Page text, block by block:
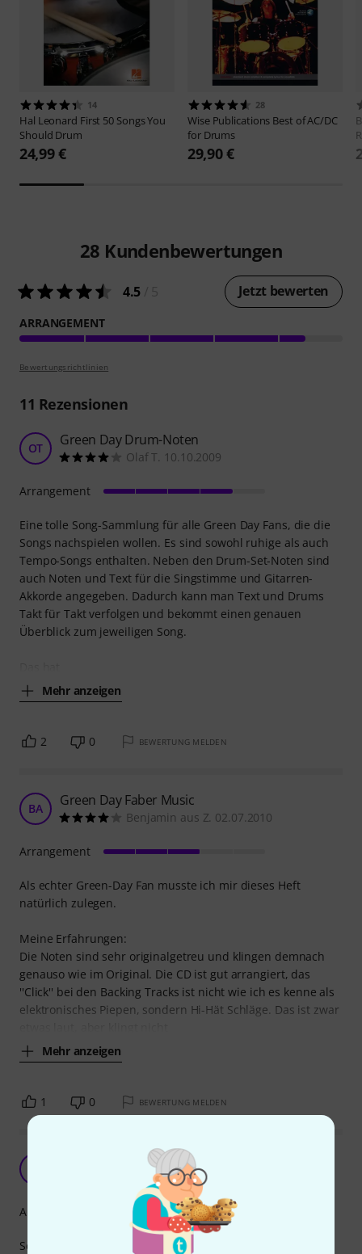
14
Hal Leonard First 50 Songs You
Should Drum
24,99 €
28
Wise Publications Best of AC/DC
for Drums
29,90 €
28 Kundenbewertungen
4.5 Jetzt bewerten
ARRANGEMENT
Bewertungsrichtlinien
11 Rezensionen
OT Green Day Drum-Noten
Olaf T. 10.10.2009
Eine tolle Song-Sammlung für alle Green Day Fans, die die
Songs nachspielen wollen. Es sind sowohl ruhige als auch
Tempo-Songs enthalten. Neben den Drum-Set-Noten sind
auch Noten und Text für die Singstimme und Gitarren-
Akkorde angegeben. Dadurch kann man Text und Drums
Takt für Takt verfolgen und bekommt einen genauen
Überblick zum jeweiligen Song.
Mehr anzeigen
Arrangement
2 0 BEWERTUNG MELDEN
BA Green Day Faber Music
Benjamin aus Z. 02.07.2010
Als echter Green-Day Fan musste ich mir dieses Heft
natürlich zulegen.
Meine Erfahrungen:
Die Noten sind sehr originalgetreu und klingen demnach
genauso wie im Original. Die CD ist gut arrangiert, das
''Click'' bei den Backing Tracks ist nicht wie ich es kenne als
elektronisches Piepen, sondern Hi-Hät Schläge. Das ist zwar
Mehr anzeigen
Arrangement
1 0 BEWERTUNG MELDEN
Michael876 02.11.2009
Sehr schön geeignet als Erweiterung für die
Arrangement